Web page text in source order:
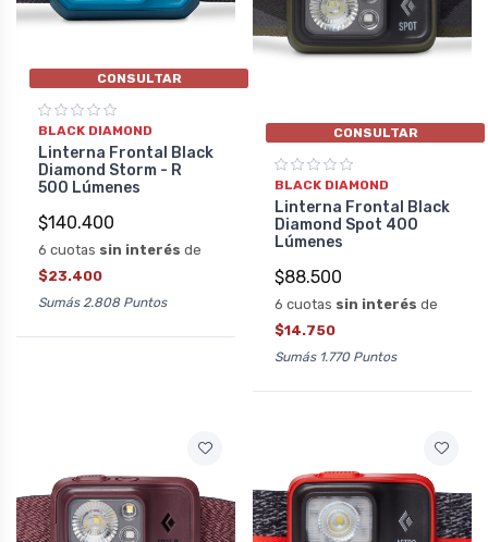
CONSULTAR
BLACK DIAMOND
Linterna Frontal Black
Diamond Storm - R
500 Lúmenes
$140.400
6 cuotas sin interés de
$23.400
Sumás 2.808 Puntos
CONSULTAR
BLACK DIAMOND
Linterna Frontal Black
Diamond Spot 400
Lúmenes
$88.500
6 cuotas sin interés de
$14.750
Sumás 1.770 Puntos